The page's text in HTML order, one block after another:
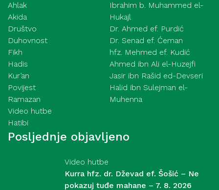
Ahlak
Akida
Društvo
Duhovnost
Fikh
Hadis
Kur’an
Povijest
Ramazan
Video hutbe
Hatibi
Ibrahim b. Muhammed el-
Hukajl
Dr. Ahmed ef. Purdić
Dr. Senad ef. Ćeman
hfz. Mehmed ef. Kudić
Ahmed ibn Ali el-Huzejfi
Jasir ibn Rašid ed-Devseri
Halid ibn Sulejman el-
Muhenna
Posljednje objavljeno
Video hutbe
Kurra hfz. dr. Dževad ef. Šošić – Ne
pokazuj tuđe mahane – 7. 8. 2026